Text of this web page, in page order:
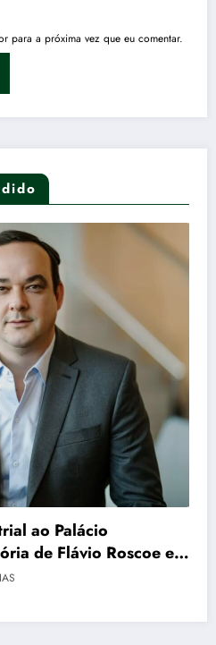
para a próxima vez que eu comentar.
ao Palácio
de Flávio Roscoe e o